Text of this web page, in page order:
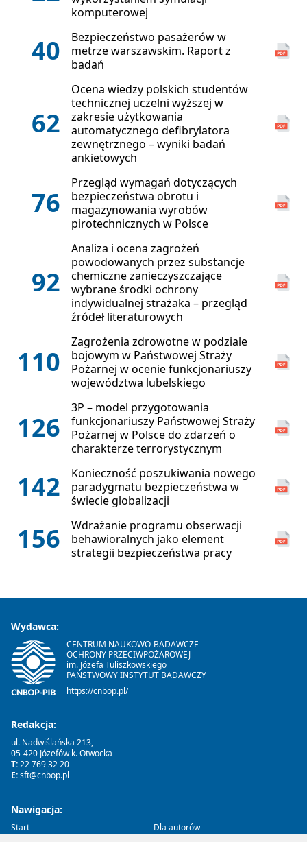
komputerowej
40
Bezpieczeństwo pasażerów w
metrze warszawskim. Raport z
badań
62
Ocena wiedzy polskich studentów
technicznej uczelni wyższej w
zakresie użytkowania
automatycznego defibrylatora
zewnętrznego – wyniki badań
ankietowych
76
Przegląd wymagań dotyczących
bezpieczeństwa obrotu i
magazynowania wyrobów
pirotechnicznych w Polsce
92
Analiza i ocena zagrożeń
powodowanych przez substancje
chemiczne zanieczyszczające
wybrane środki ochrony
indywidualnej strażaka – przegląd
źródeł literaturowych
110
Zagrożenia zdrowotne w podziale
bojowym w Państwowej Straży
Pożarnej w ocenie funkcjonariuszy
województwa lubelskiego
126
3P – model przygotowania
funkcjonariuszy Państwowej Straży
Pożarnej w Polsce do zdarzeń o
charakterze terrorystycznym
142
Konieczność poszukiwania nowego
paradygmatu bezpieczeństwa w
świecie globalizacji
156
Wdrażanie programu obserwacji
behawioralnych jako element
strategii bezpieczeństwa pracy
Wydawca:
CENTRUM NAUKOWO-BADAWCZE
OCHRONY PRZECIWPOŻAROWEJ
im. Józefa Tuliszkowskiego
PAŃSTWOWY INSTYTUT BADAWCZY
https://cnbop.pl/
Redakcja:
ul. Nadwiślańska 213,
05-420 Józefów k. Otwocka
T:22 769 32 20
E:sft@cnbop.pl
Nawigacja:
Start
O czasopiśmie
Dla autorów
Recenzje